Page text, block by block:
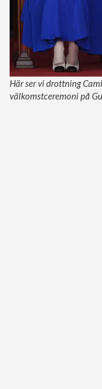
Här ser vi drottning
välkomstceremoni på